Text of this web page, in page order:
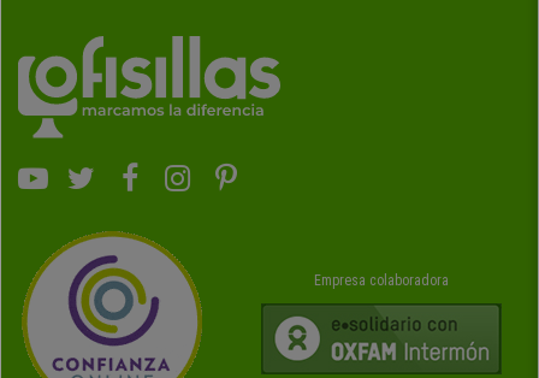
Empresa colaboradora